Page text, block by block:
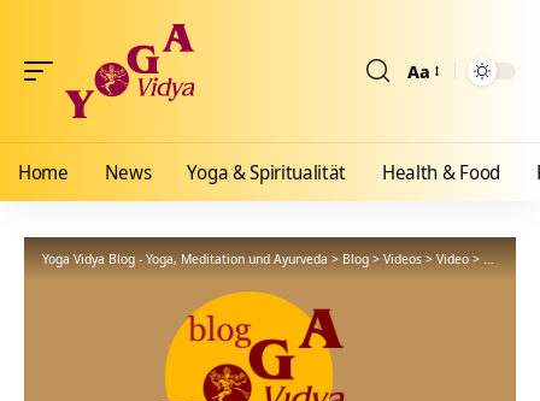
Aa
Home News Yoga & Spiritualität Health & Food
Yoga Vidya Blog - Yoga, Meditation und Ayurveda>Blog>Videos>Video>